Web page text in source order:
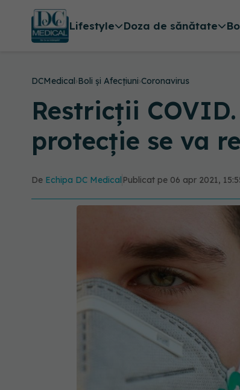
Lifestyle Doza de sănătate
DCMedical›Boli și Afecțiuni›Coronavirus
Restricții
protecție se va
De Echipa DC Medical Publicat pe 06 apr 2021,